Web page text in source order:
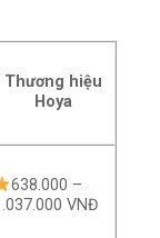
Thương hiệu
Hoya
638.000 –
VNĐ